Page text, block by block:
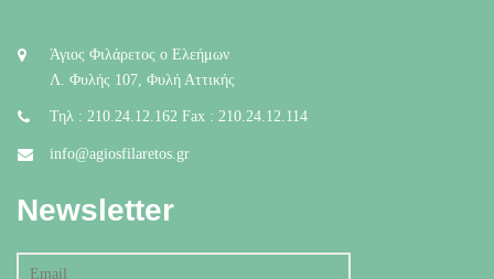
Άγιος Φιλάρετος ο Ελεήμων
Λ. Φυλής 107, Φυλή Αττικής
Τηλ : 210.24.12.162 Fax : 210.24.12.114
info@agiosfilaretos.gr
Newsletter